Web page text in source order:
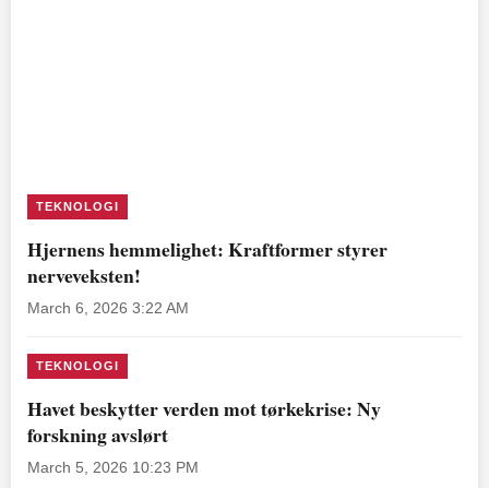
TEKNOLOGI
Hjernens hemmelighet: Kraftformer styrer
nerveveksten!
March 6, 2026 3:22 AM
TEKNOLOGI
Havet beskytter verden mot tørkekrise: Ny
forskning avslørt
March 5, 2026 10:23 PM